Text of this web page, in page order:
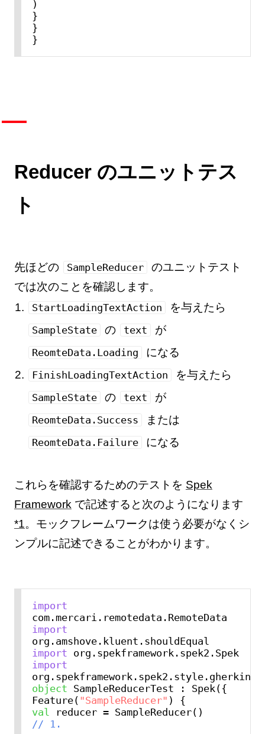
)
}
}
Reducer のユニットテス
ト
先ほどの SampleReducer
のユニットテスト
では次のことを確認します。
StartLoadingTextAction を与えたら
SampleState の text が
ReomteData.Loading になる
FinishLoadingTextAction を与えたら
SampleState の text が
ReomteData.Success または
ReomteData.Failure になる
これらを確認するためのテストを Spek
Framework で記述すると次のようになります
*1。モックフレームワークは使う必要がなくシ
ンプルに記述できることがわかります。
import
import
import
import
object SampleReducerTest : Spek({
Feature( "SampleReducer"
val
// 1.